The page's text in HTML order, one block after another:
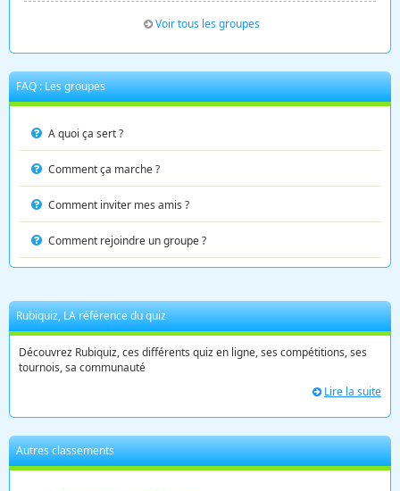
Voir tous les groupes
FAQ : Les groupes
A quoi ça sert ?
Comment ça marche ?
Comment inviter mes amis ?
Comment rejoindre un groupe ?
Rubiquiz, LA référence du quiz
Découvrez Rubiquiz, ces différents quiz en ligne, ses compétitions, ses
tournois, sa communauté
Lire la suite
Autres classements